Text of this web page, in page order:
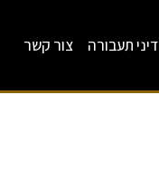
דיני תעבורה צור קשר